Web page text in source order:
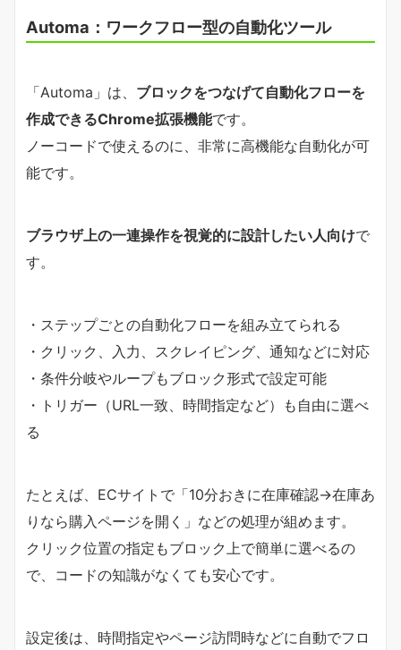
Automa：ワークフロー型の自動化ツール
「Automa」は、 ブロックをつなげて自動化フローを
作成できるChrome拡張機能です。
ノーコードで使えるのに、非常に高機能な自動化が可
能です。
ブラウザ上の一連操作を視覚的に設計したい人向けで
す。
・ステップごとの自動化フローを組み立てられる
・クリック、入力、スクレイピング、通知などに対応
・条件分岐やループもブロック形式で設定可能
・トリガー（URL一致、時間指定など）も自由に選べ
る
たとえば、ECサイトで「10分おきに在庫確認→在庫あ
りなら購入ページを開く」などの処理が組めます。
クリック位置の指定もブロック上で簡単に選べるの
で、コードの知識がなくても安心です。
設定後は、時間指定やページ訪問時などに自動でフロ